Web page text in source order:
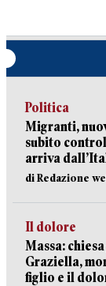
Politica
Migranti,
subito
arriva
di Redazione
Il dolore
Massa:
Graziella,
figlio e il